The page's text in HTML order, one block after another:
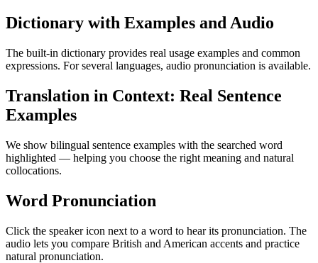
Dictionary with Examples and Audio
The built-in dictionary provides real usage examples and common
expressions. For several languages, audio pronunciation is available.
Translation in Context: Real Sentence
Examples
We show bilingual sentence examples with the searched word
highlighted — helping you choose the right meaning and natural
collocations.
Word Pronunciation
Click the speaker icon next to a word to hear its pronunciation. The
audio lets you compare British and American accents and practice
natural pronunciation.